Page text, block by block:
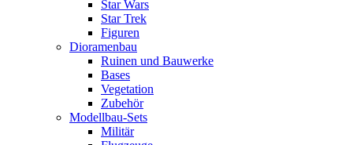
Star Wars
Star Trek
Figuren
Dioramenbau
Ruinen und Bauwerke
Bases
Vegetation
Zubehör
Modellbau-Sets
Militär